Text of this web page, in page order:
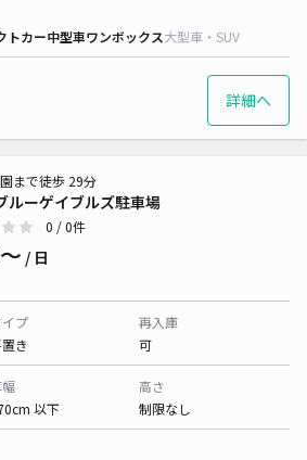
トカー中型車ワンボックス大型車・SUV
詳細へ
ルーゲイブルズ駐車場
まで徒歩 29分
0 / 0件
/ 日
プ
き
再入庫
可
以下
高さ
制限なし